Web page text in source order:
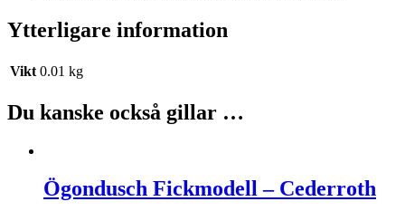
Ytterligare information
Vikt 0.01 kg
Du kanske också gillar …
Ögondusch Fickmodell – Cederroth